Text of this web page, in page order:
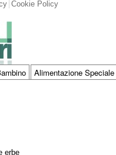
Cookie Policy
Alimentazione Speciale
erbe